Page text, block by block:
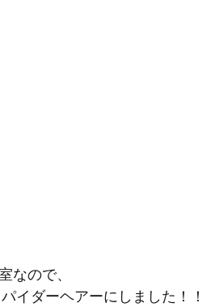
なので、
イダーヘアーにしました！！